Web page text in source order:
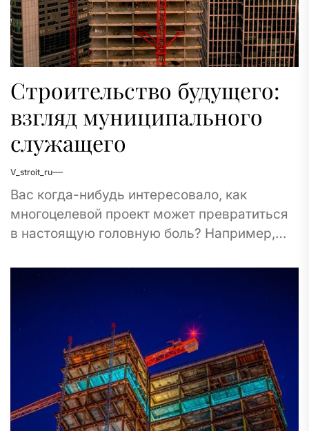
Строительство будущего:
взгляд муниципального
служащего
V_stroit_ru
Вас когда-нибудь интересовало, как
многоцелевой проект может превратиться
в настоящую головную боль? Например,
служащий, который должен согласовать
строительство нового...